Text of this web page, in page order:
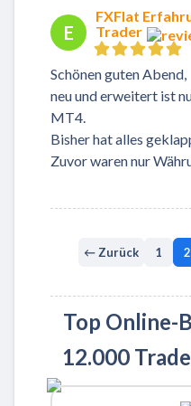
E
FXFlat
Trader
Schönen guten Abend,
neu und erweitert ist
MT4.
Bisher hat alles
Zuvor waren nur
← Zurück 1 2
Top Online-
12.000